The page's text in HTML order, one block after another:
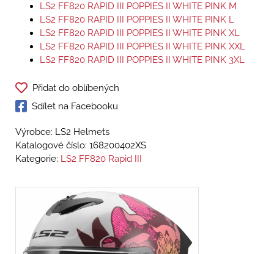
LS2 FF820 RAPID III POPPIES II WHITE PINK M
LS2 FF820 RAPID III POPPIES II WHITE PINK L
LS2 FF820 RAPID III POPPIES II WHITE PINK XL
LS2 FF820 RAPID III POPPIES II WHITE PINK XXL
LS2 FF820 RAPID III POPPIES II WHITE PINK 3XL
Přidat do oblíbených
Sdílet na Facebooku
Výrobce: LS2 Helmets
Katalogové číslo: 168200402XS
Kategorie: LS2 FF820 Rapid III